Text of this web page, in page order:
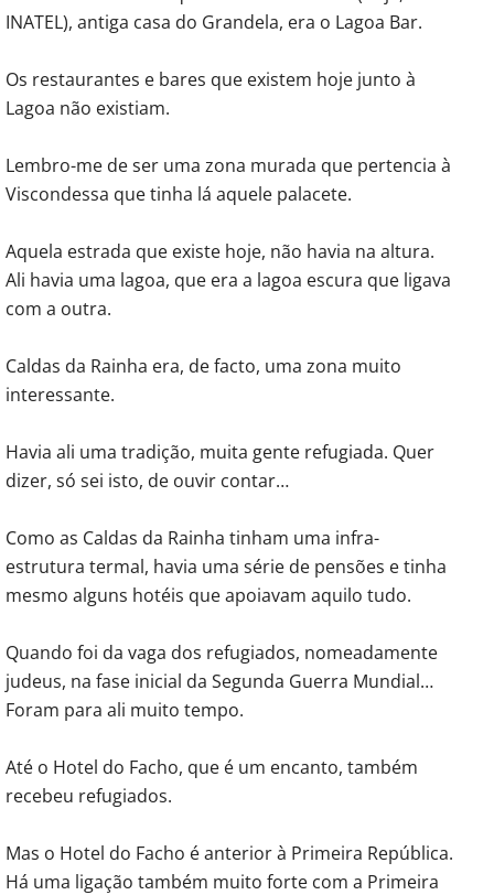
INATEL), antiga casa do Grandela, era o Lagoa Bar.
Os restaurantes e bares que existem hoje junto à
Lagoa não existiam.
Lembro-me de ser uma zona murada que pertencia à
Viscondessa que tinha lá aquele palacete.
Aquela estrada que existe hoje, não havia na altura.
Ali havia uma lagoa, que era a lagoa escura que ligava
com a outra.
Caldas da Rainha era, de facto, uma zona muito
interessante.
Havia ali uma tradição, muita gente refugiada. Quer
dizer, só sei isto, de ouvir contar…
Como as Caldas da Rainha tinham uma infra-
estrutura termal, havia uma série de pensões e tinha
mesmo alguns hotéis que apoiavam aquilo tudo.
Quando foi da vaga dos refugiados, nomeadamente
judeus, na fase inicial da Segunda Guerra Mundial…
Foram para ali muito tempo.
Até o Hotel do Facho, que é um encanto, também
recebeu refugiados.
Mas o Hotel do Facho é anterior à Primeira República.
Há uma ligação também muito forte com a Primeira